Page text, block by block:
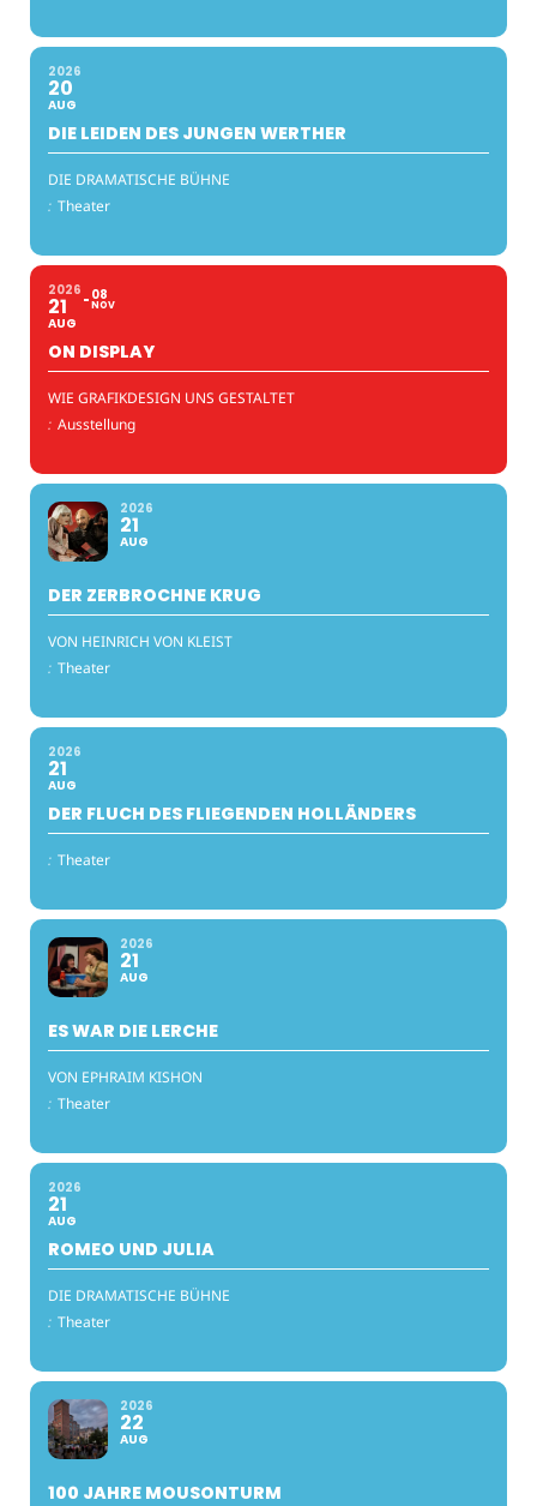
2026
20
AUG
DIE LEIDEN DES JUNGEN WERTHER
DIE DRAMATISCHE BÜHNE
: Theater
2026
21
AUG
08
NOV
ON DISPLAY
WIE GRAFIKDESIGN UNS GESTALTET
: Ausstellung
2026
21
AUG
DER ZERBROCHNE KRUG
VON HEINRICH VON KLEIST
: Theater
2026
21
AUG
DER FLUCH DES FLIEGENDEN HOLLÄNDERS
: Theater
2026
21
AUG
ES WAR DIE LERCHE
VON EPHRAIM KISHON
: Theater
2026
21
AUG
ROMEO UND JULIA
DIE DRAMATISCHE BÜHNE
: Theater
2026
22
AUG
100 JAHRE MOUSONTURM